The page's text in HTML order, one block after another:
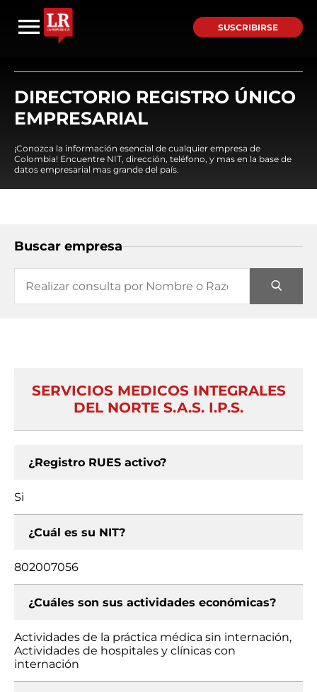
SUSCRIBIRSE
DIRECTORIO REGISTRO ÚNICO
EMPRESARIAL
¡Conozca la información esencial de cualquier empresa de
Colombia! Encuentre NIT, dirección, teléfono, y mas en la base de
datos empresarial mas grande del país.
Buscar empresa
SERVICIOS MEDICOS INTEGRALES
DEL NORTE S.A.S. I.P.S.
¿Registro RUES activo?
Si
¿Cuál es su NIT?
802007056
¿Cuáles son sus actividades económicas?
Actividades de la práctica médica sin internación,
Actividades de hospitales y clínicas con
internación